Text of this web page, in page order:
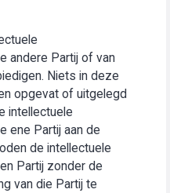
andere Partij of van
Niets in deze
opgevat of uitgelegd
intellectuele
ene Partij aan de
de intellectuele
Partij zonder de
van die Partij te